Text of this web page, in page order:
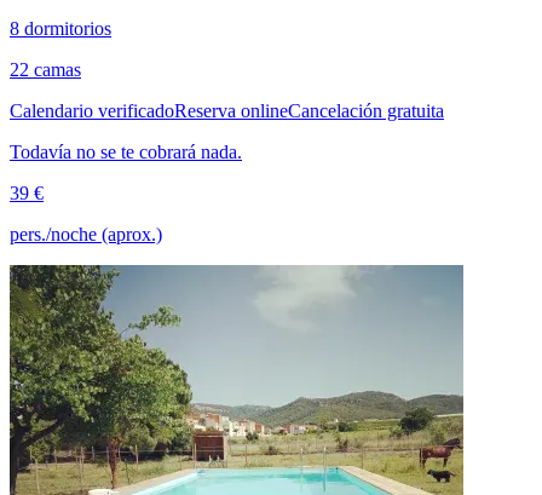
8 dormitorios
22 camas
Calendario verificadoReserva onlineCancelación gratuita
Todavía no se te cobrará nada.
39 €
pers./noche (aprox.)